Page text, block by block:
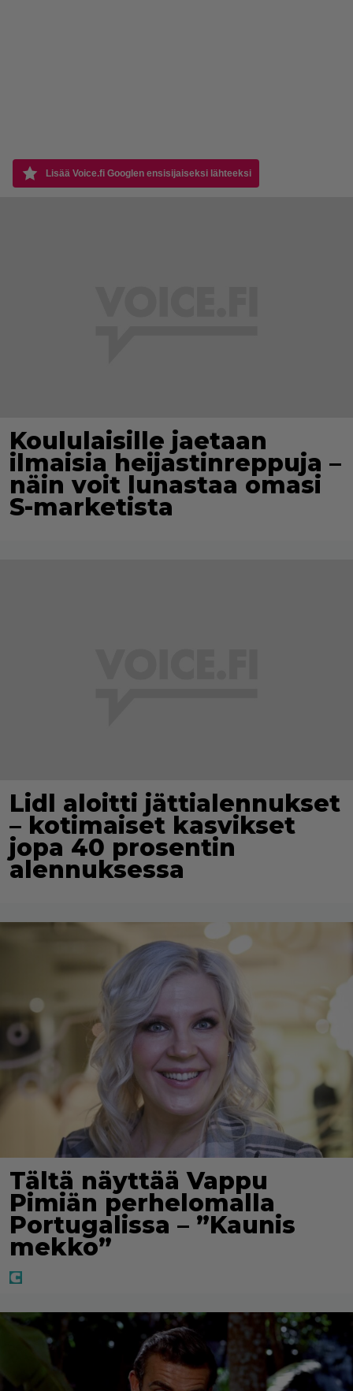
Lisää Voice.fi Googlen ensisijaiseksi lähteeksi
Koululaisille jaetaan
ilmaisia heijastinreppuja –
näin voit lunastaa omasi
S-marketista
Lidl aloitti jättialennukset
– kotimaiset kasvikset
jopa 40 prosentin
alennuksessa
Tältä näyttää Vappu
Pimiän perhelomalla
Portugalissa – ”Kaunis
mekko”